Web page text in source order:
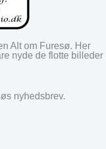
Alt om Furesø. Her
nyde de flotte billeder
nyhedsbrev.